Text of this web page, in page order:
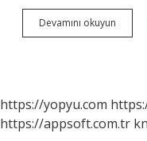
Devamını okuyun
Nasıl
https://yopyu.com
https://appsoft.com.tr